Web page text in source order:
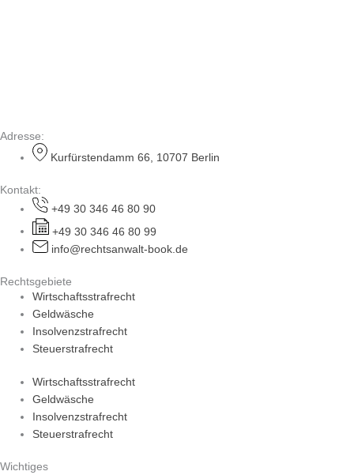
Adresse:
Kurfürstendamm 66, 10707 Berlin
Kontakt:
+49 30 346 46 80 90
+49 30 346 46 80 99
info@rechtsanwalt-book.de
Rechtsgebiete
Wirtschaftsstrafrecht
Geldwäsche
Insolvenzstrafrecht
Steuerstrafrecht
Wirtschaftsstrafrecht
Geldwäsche
Insolvenzstrafrecht
Steuerstrafrecht
Wichtiges